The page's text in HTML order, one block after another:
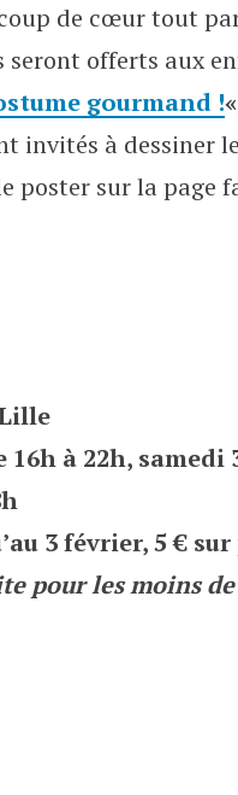
de cœur tout
seront offerts aux
gourmand !«
invités à dessiner
poster sur la page
à 22h, samedi
3 février, 5 €
pour les moins